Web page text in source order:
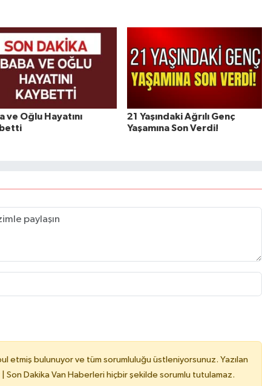
ve Oğlu Hayatını
21 Yaşındaki Ağrılı Genç
Yaşamına Son Verdi!
etmiş bulunuyor ve tüm sorumluluğu üstleniyorsunuz. Yazılan
Son Dakika Van Haberleri hiçbir şekilde sorumlu tutulamaz.